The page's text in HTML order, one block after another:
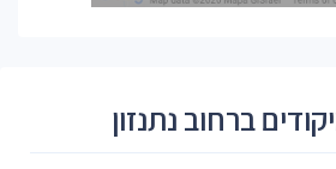
ברחוב נתנזון